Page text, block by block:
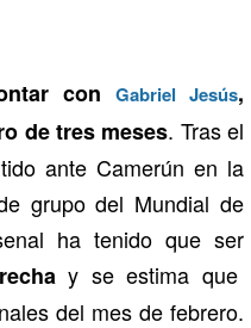
con Gabriel Jesús,
de tres meses. Tras el
ante Camerún en la
grupo del Mundial de
ha tenido que ser
y se estima que
del mes de febrero.